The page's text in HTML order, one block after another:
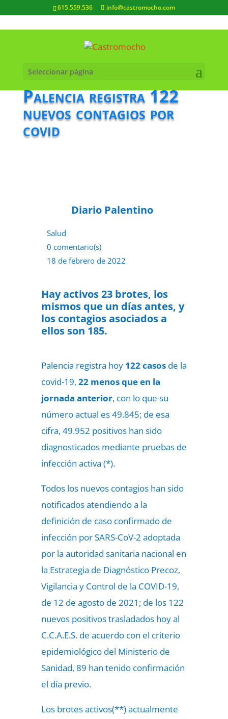
615.559.536 info@castromocho.com
Seleccionar página
Palencia registra 122
nuevos contagios por
covid
Diario Palentino
Salud
0 comentario(s)
18 de febrero de 2022
Hay activos 23 brotes, los
mismos que un días antes, y
los contagios asociados a
ellos son 185.
Palencia registra hoy 122 casosde la
covid-19, 22 menos que en la
jornada anterior, con lo que su
número actual es 49.845; de esa
cifra, 49.952 positivos han sido
diagnosticados mediante pruebas de
infección activa (*).
Todos los nuevos contagios han sido
notificados atendiendo a la
definición de caso confirmado de
infección por SARS-CoV-2 adoptada
por la autoridad sanitaria nacional en
la Estrategia de Diagnóstico Precoz,
Vigilancia y Control de la COVID-19,
de 12 de agosto de 2021; de los 122
nuevos positivos trasladados hoy al
C.C.A.E.S. de acuerdo con el criterio
epidemiológico del Ministerio de
Sanidad, 89 han tenido confirmación
el día previo.
Los brotes activos(**) actualmente